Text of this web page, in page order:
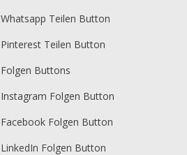
Whatsapp Teilen Button
Pinterest Teilen Button
Folgen Buttons
Instagram Folgen Button
Facebook Folgen Button
LinkedIn Folgen Button